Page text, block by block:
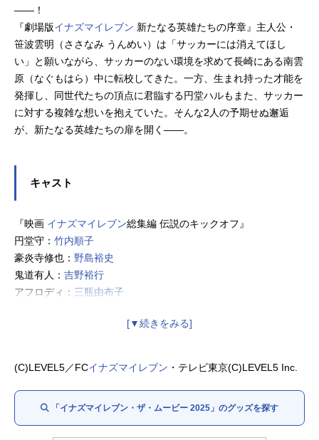
――！
『劇場版イナズマイレブン 新たなる英雄たちの序章』主人公・
笹波雲明（ささなみ うんめい）は「サッカーには消えてほし
い」と願いながら、サッカーのない環境を求めて長崎にある南雲
原（なぐもはら）中に転校してきた。一方、生まれ持った才能を
発揮し、同世代たちの頂点に君臨する円堂ハルもまた、サッカー
に対する複雑な想いを抱えていた。そんな2人の予期せぬ邂逅
が、新たなる英雄たちの扉を開く――。
キャスト
『映画 イナズマイレブン総集編 伝説のキックオフ』
円堂守： 竹内順子
豪炎寺修也： 野島裕史
鬼道有人： 吉野裕行
アフロディ： 三瓶由布子
イナズマイレブン新たなる英雄たちの序章』
(C)LEVEL5／FCイナズマイレブン ・テレビ東京(C)LEVEL5 Inc.
「イナズマイレブン・ザ・ムービー 2025」のグッズを探す